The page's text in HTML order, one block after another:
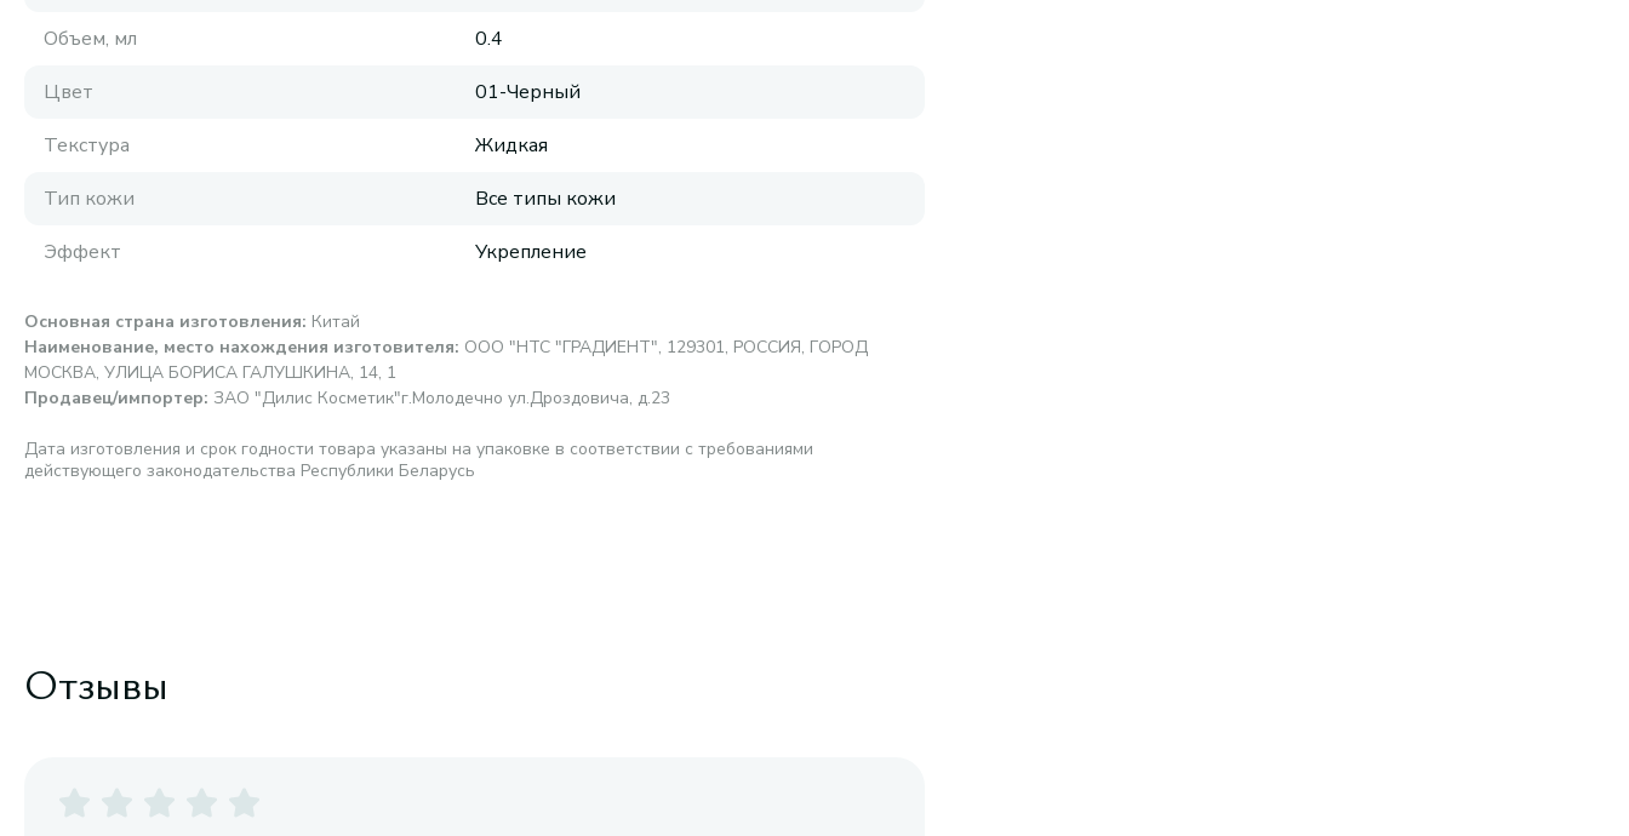
Объем, мл
0.4
Цвет
01-Черный
Текстура
Жидкая
Тип кожи
Все типы кожи
Эффект
Укрепление
Основная страна изготовления: Китай
Наименование, место нахождения изготовителя: ООО "НТС "ГРАДИЕНТ", 129301, РОССИЯ, ГОРОД
МОСКВА, УЛИЦА БОРИСА ГАЛУШКИНА, 14, 1
Продавец/импортер: ЗАО "Дилис Косметик"г.Молодечно ул.Дроздовича, д.23
Дата изготовления и срок годности товара указаны на упаковке в соответствии с требованиями
действующего законодательства Республики Беларусь
Отзывы